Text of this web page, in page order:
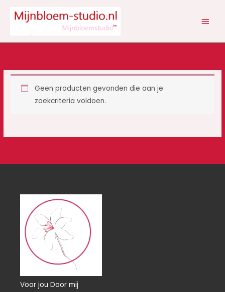
naar
inhoud
Geen producten gevonden die aan je
zoekcriteria voldoen.
Voor jou Door mij